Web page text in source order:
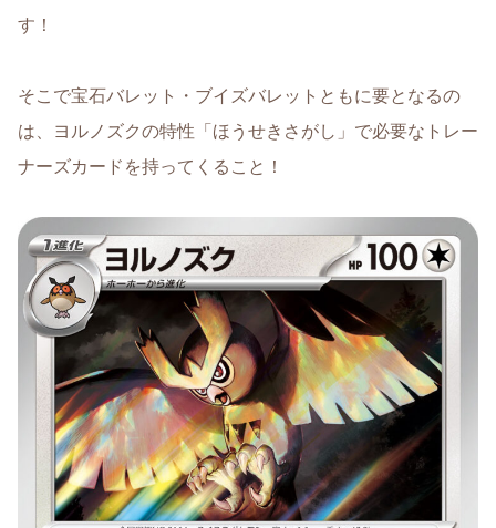
す！
そこで宝石バレット・ブイズバレットともに要となるの
は、ヨルノズクの特性「ほうせきさがし」で必要なトレー
ナーズカードを持ってくること！